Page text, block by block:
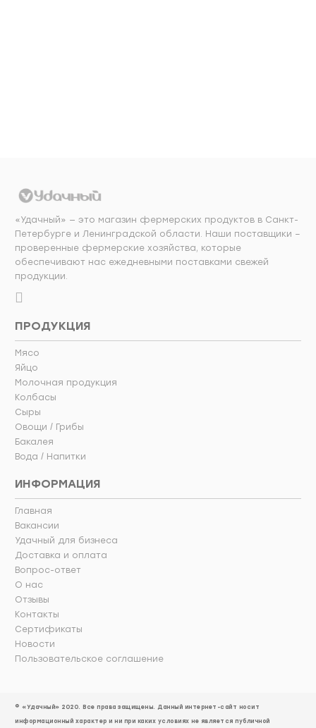
«Удачный» — это магазин фермерских продуктов в Санкт-
Петербурге и Ленинградской области. Наши поставщики –
проверенные фермерские хозяйства, которые
обеспечивают нас ежедневными поставками свежей
продукции.
ПРОДУКЦИЯ
Мясо
Яйцо
Молочная продукция
Колбасы
Сыры
Овощи / Грибы
Бакалея
Вода / Напитки
ИНФОРМАЦИЯ
Главная
Вакансии
Удачный для бизнеса
Доставка и оплата
Вопрос-ответ
О нас
Отзывы
Контакты
Сертификаты
Новости
Пользовательское соглашение
© «Удачный» 2020. Все права защищены. Данный интернет-сайт носит
информационный характер и ни при каких условиях не является публичной